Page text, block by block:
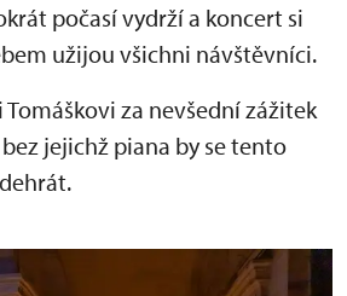
počasí vydrží a koncert si
užijou všichni návštěvníci.
za nevšední zážitek
jejichž piana by se tento